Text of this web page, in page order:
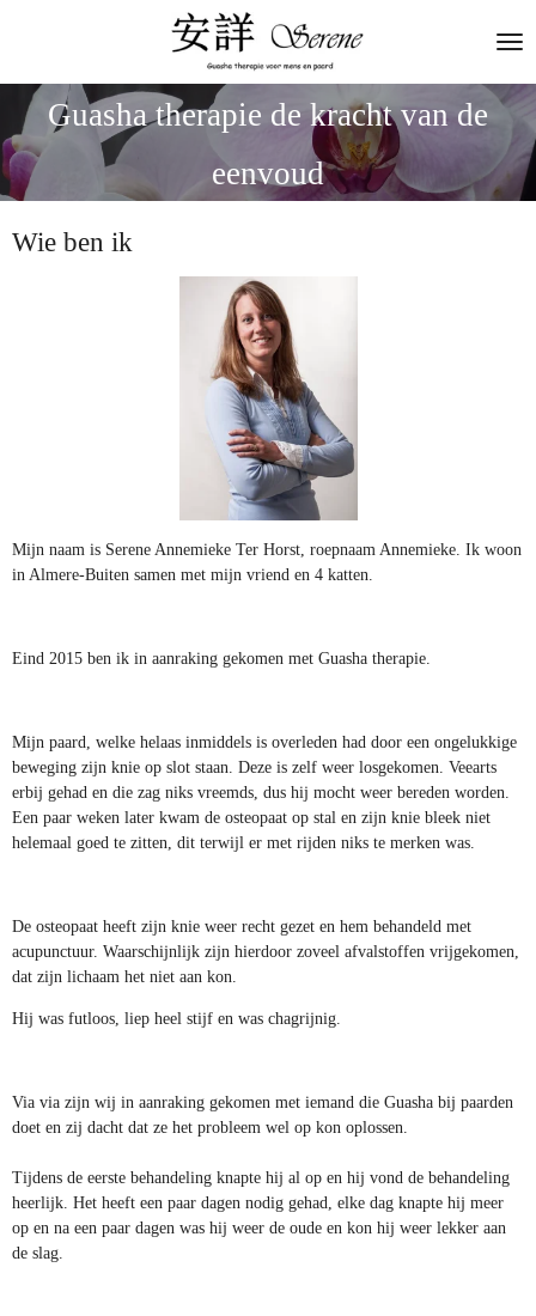
de
hoofdinhoud
Guasha therapie de kracht van de
eenvoud
Wie ben ik
Mijn naam is Serene Annemieke Ter Horst, roepnaam Annemieke. Ik woon
in Almere-Buiten samen met mijn vriend en 4 katten.
Eind 2015 ben ik in aanraking gekomen met Guasha therapie.
Mijn paard, welke helaas inmiddels is overleden had door een ongelukkige
beweging zijn knie op slot staan. Deze is zelf weer losgekomen. Veearts
erbij gehad en die zag niks vreemds, dus hij mocht weer bereden worden.
Een paar weken later kwam de osteopaat op stal en zijn knie bleek niet
helemaal goed te zitten, dit terwijl er met rijden niks te merken was.
De osteopaat heeft zijn knie weer recht gezet en hem behandeld met
acupunctuur. Waarschijnlijk zijn hierdoor zoveel afvalstoffen vrijgekomen,
dat zijn lichaam het niet aan kon.
Hij was futloos, liep heel stijf en was chagrijnig.
Via via zijn wij in aanraking gekomen met iemand die Guasha bij paarden
doet en zij dacht dat ze het probleem wel op kon oplossen.
Tijdens de eerste behandeling knapte hij al op en hij vond de behandeling
heerlijk. Het heeft een paar dagen nodig gehad, elke dag knapte hij meer
op en na een paar dagen was hij weer de oude en kon hij weer lekker aan
de slag.